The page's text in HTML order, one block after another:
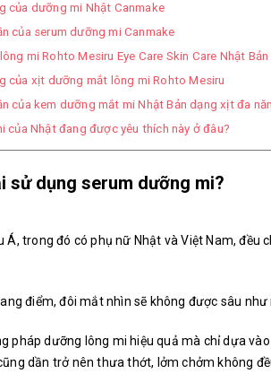
của dưỡng mi Nhật Canmake
của serum dưỡng mi Canmake
mi Rohto Mesiru Eye Care Skin Care Nhật Bản
của xịt dưỡng mắt lông mi Rohto Mesiru
của kem dưỡng mắt mi Nhật Bản dạng xịt đa
của Nhật đang được yêu thích này ở đâu?
sử dụng serum dưỡng mi?
Á, trong đó có phụ nữ Nhật và Việt Nam, đều
điểm, đôi mắt nhìn sẽ không được sâu
pháp dưỡng lông mi hiệu quả mà chỉ dựa
dần trở nên thưa thớt, lởm chởm không